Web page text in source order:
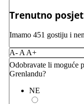
Trenutno
Imamo 451 gostiju i
A- A A+
Odobravate li moguće
Grenlandu?
NE